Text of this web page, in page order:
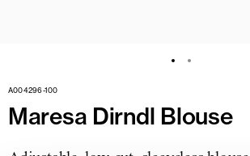
A004296-100
Maresa Dirndl Blouse